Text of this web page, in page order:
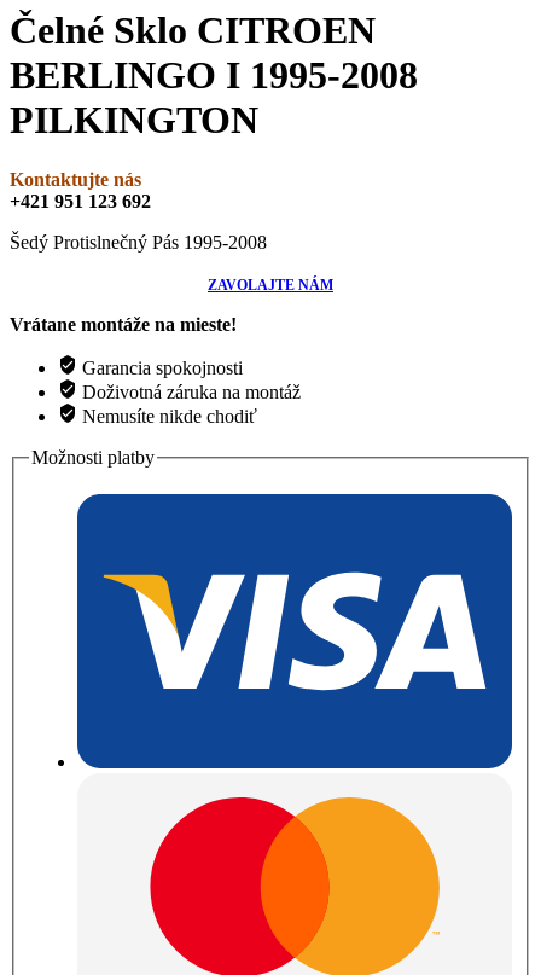
Čelné Sklo CITROEN
BERLINGO I 1995-2008
PILKINGTON
Kontaktujte nás
+421 951 123 692
Šedý Protislnečný Pás 1995-2008
ZAVOLAJTE NÁM
Vrátane montáže na mieste!
Garancia spokojnosti
Doživotná záruka na montáž
Nemusíte nikde chodiť
Možnosti platby